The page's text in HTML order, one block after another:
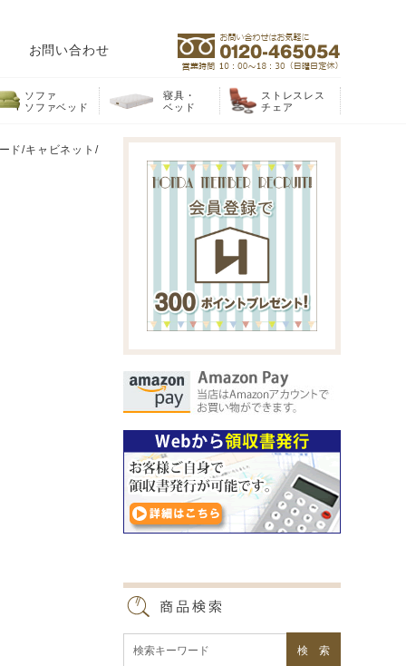
お問い合わせ
ソファ
ソファベッド
寝具・
ベッド
ストレスレス
チェア
ド/キャビネット/